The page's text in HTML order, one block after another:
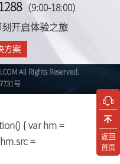
返回
首页
（9:00-18:00）
开启体验之旅
方案
All Rights Reserved.
号
{ var hm =
=